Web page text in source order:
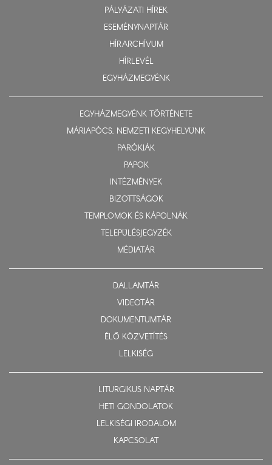
PÁLYÁZATI HÍREK
ESEMÉNYNAPTÁR
HÍRARCHÍVUM
HÍRLEVÉL
EGYHÁZMEGYÉNK
EGYHÁZMEGYÉNK TÖRTÉNETE
MÁRIAPÓCS, NEMZETI KEGYHELYÜNK
PARÓKIÁK
PAPOK
INTÉZMÉNYEK
BIZOTTSÁGOK
TEMPLOMOK ÉS KÁPOLNÁK
TELEPÜLÉSJEGYZÉK
MÉDIATÁR
DALLAMTÁR
VIDEOTÁR
DOKUMENTUMTÁR
ÉLŐ KÖZVETÍTÉS
LELKISÉG
LITURGIKUS NAPTÁR
HETI GONDOLATOK
LELKISÉGI IRODALOM
KAPCSOLAT